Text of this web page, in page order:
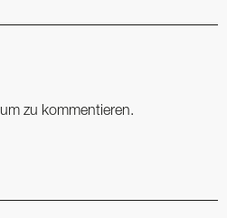
um zu kommentieren.